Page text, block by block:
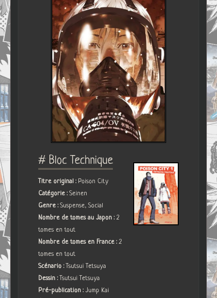
# Bloc Technique
Titre original : Poison City
Catégorie :Seinen
Genre :Suspense, Social
Nombre de tomes au Japon :2
tomes en tout
Nombre de tomes en France :2
tomes en tout
Scénario : Tsutsui Tetsuya
Dessin : Tsutsui Tetsuya
Pré-publication :Jump Kai